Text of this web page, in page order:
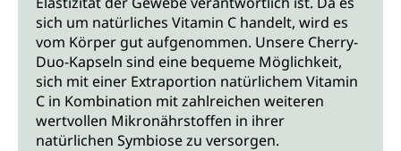
sich um natürliches Vitamin C handelt, wird es
vom Körper gut aufgenommen. Unsere Cherry-
Duo-Kapseln sind eine bequeme Möglichkeit,
sich mit einer Extraportion natürlichem Vitamin
C in Kombination mit zahlreichen weiteren
wertvollen Mikronährstoffen in ihrer
natürlichen Symbiose zu versorgen.